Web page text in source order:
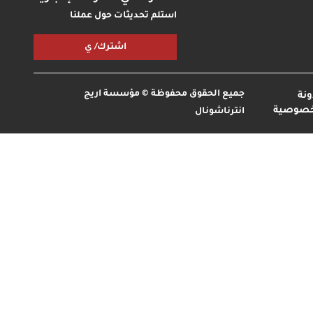
استلم تحديثات حول عملنا
اشترك/ ي
جميع الحقوق محفوظة © مؤسسة اريج
انترناشونال